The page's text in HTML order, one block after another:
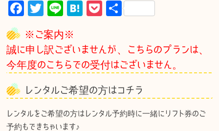
F
c
e
b
o
o
k
T
it
te
r
Li
e
H
n
a
P
k
et
共
※ご案内※
誠に申し訳ございませんが、こちらのプランは、
今年度のこちらでの受付はございません。
レンタルご希望の方はコチラ
レンタルをご希望の方はレンタル予約時に一緒にリフト券のご
予約もできちゃいます♪